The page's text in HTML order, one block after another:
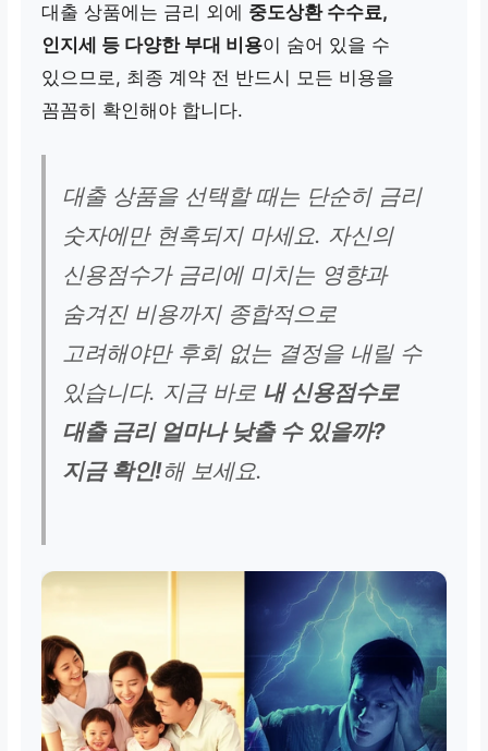
대출 상품에는 금리 외에 중도상환 수수료,
인지세 등 다양한 부대 비용이 숨어 있을 수
있으므로, 최종 계약 전 반드시 모든 비용을
꼼꼼히 확인해야 합니다.
대출 상품을 선택할 때는 단순히 금리
숫자에만 현혹되지 마세요. 자신의
신용점수가 금리에 미치는 영향과
숨겨진 비용까지 종합적으로
고려해야만 후회 없는 결정을 내릴 수
있습니다. 지금 바로 내 신용점수로
대출 금리 얼마나 낮출 수 있을까?
지금 확인!해 보세요.